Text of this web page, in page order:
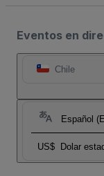
Eventos en
Chile
Español
US$ Dolar